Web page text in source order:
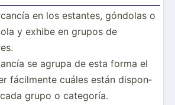
en los estantes, góndolas o
y exhibe en grupos de
se agrupa de esta forma el
fácilmente cuáles están dispon­
grupo o categoría.